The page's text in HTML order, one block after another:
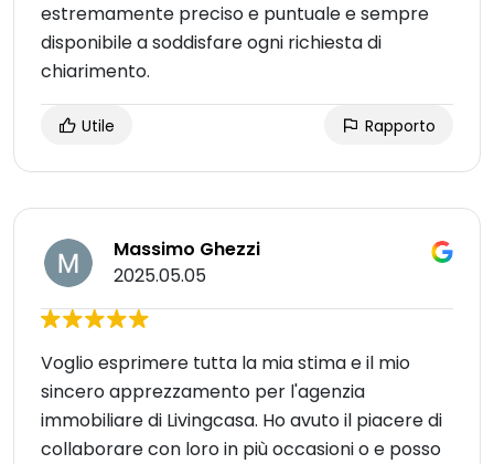
estremamente preciso e puntuale e sempre
disponibile a soddisfare ogni richiesta di
chiarimento.
Utile Rapporto
Massimo Ghezzi
2025.05.05
Voglio esprimere tutta la mia stima e il mio
sincero apprezzamento per l'agenzia
immobiliare di Livingcasa. Ho avuto il piacere di
collaborare con loro in più occasioni o e posso